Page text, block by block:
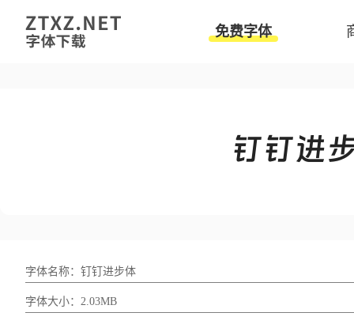
免费字体
字体名称：钉钉进步体
字体大小：2.03MB